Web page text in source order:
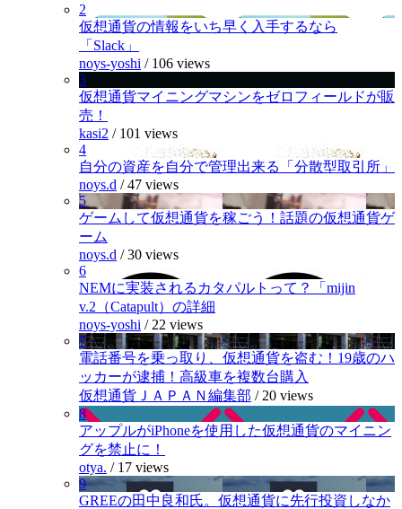
2
仮想通貨の情報をいち早く入手するなら
「Slack」
noys-yoshi / 106 views
3
仮想通貨マイニングマシンをゼロフィールドが販
売！
kasi2 / 101 views
4
自分の資産を自分で管理出来る「分散型取引所」
noys.d /47 views
5
ゲームして仮想通貨を稼ごう！話題の仮想通貨ゲ
ーム
noys.d /30 views
6
NEMに実装されるカタパルトって？「mijin
v.2（Catapult）の詳細
noys-yoshi / 22 views
7
電話番号を乗っ取り、仮想通貨を盗む！19歳のハ
ッカーが逮捕！高級車を複数台購入
仮想通貨ＪＡＰＡＮ編集部 / 20 views
8
アップルがiPhoneを使用した仮想通貨のマイニン
グを禁止に！
otya. / 17 views
9
GREEの田中良和氏。仮想通貨に先行投資しなか